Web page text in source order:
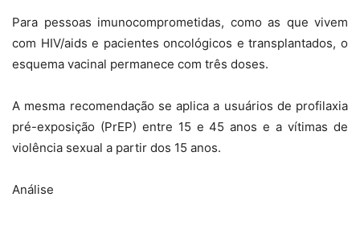
Para pessoas imunocomprometidas, como as que vivem
com HIV/aids e pacientes oncológicos e transplantados, o
esquema vacinal permanece com três doses.
A mesma recomendação se aplica a usuários de profilaxia
pré-exposição (PrEP) entre 15 e 45 anos e a vítimas de
violência sexual a partir dos 15 anos.
Análise